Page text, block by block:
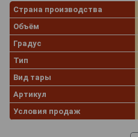
Страна производства
Объём
Градус
Тип
Вид тары
Артикул
Условия продаж